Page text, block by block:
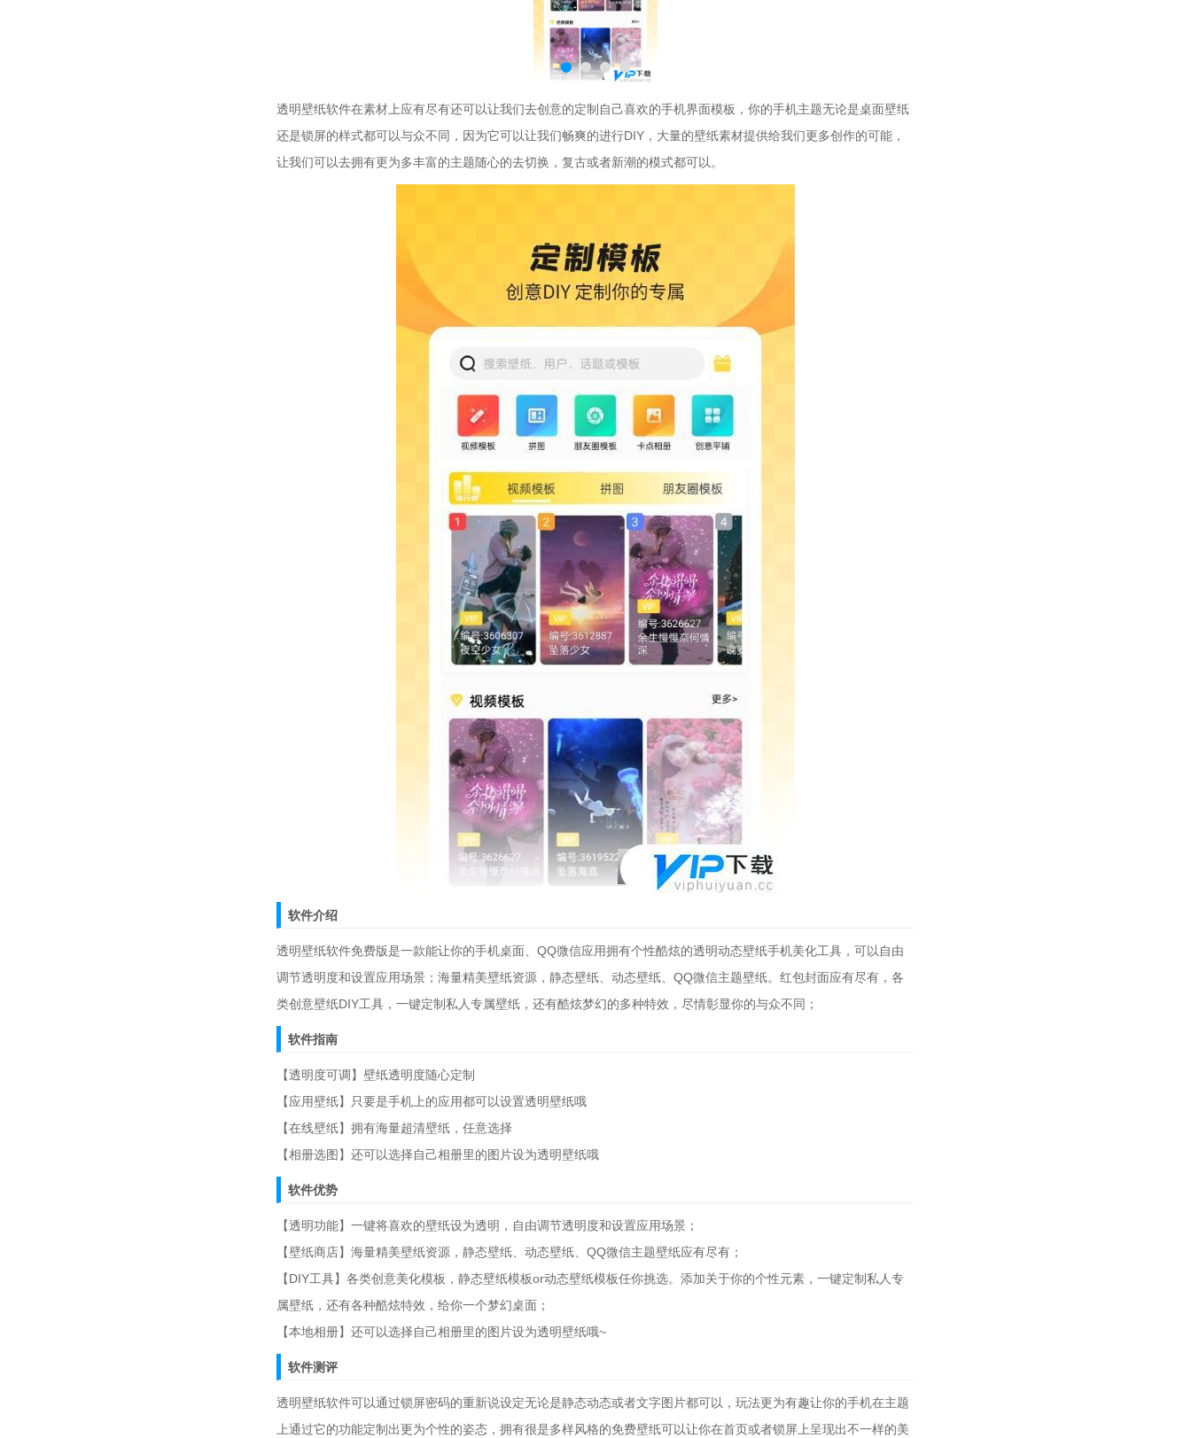
透明壁纸软件在素材上应有尽有还可以让我们去创意的定制自己喜欢的手机界面模板，你的手机主题无论是桌面壁纸
还是锁屏的样式都可以与众不同，因为它可以让我们畅爽的进行DIY，大量的壁纸素材提供给我们更多创作的可能，
让我们可以去拥有更为多丰富的主题随心的去切换，复古或者新潮的模式都可以。
软件介绍
透明壁纸软件免费版是一款能让你的手机桌面、QQ微信应用拥有个性酷炫的透明动态壁纸手机美化工具，可以自由
调节透明度和设置应用场景；海量精美壁纸资源，静态壁纸、动态壁纸、QQ微信主题壁纸。红包封面应有尽有，各
类创意壁纸DIY工具，一键定制私人专属壁纸，还有酷炫梦幻的多种特效，尽情彰显你的与众不同；
软件指南
【透明度可调】壁纸透明度随心定制
【应用壁纸】只要是手机上的应用都可以设置透明壁纸哦
【在线壁纸】拥有海量超清壁纸，任意选择
【相册选图】还可以选择自己相册里的图片设为透明壁纸哦
软件优势
【透明功能】一键将喜欢的壁纸设为透明，自由调节透明度和设置应用场景；
【壁纸商店】海量精美壁纸资源，静态壁纸、动态壁纸、QQ微信主题壁纸应有尽有；
【DIY工具】各类创意美化模板，静态壁纸模板or动态壁纸模板任你挑选。添加关于你的个性元素，一键定制私人专
属壁纸，还有各种酷炫特效，给你一个梦幻桌面；
【本地相册】还可以选择自己相册里的图片设为透明壁纸哦~
软件测评
透明壁纸软件可以通过锁屏密码的重新说设定无论是静态动态或者文字图片都可以，玩法更为有趣让你的手机在主题
上通过它的功能定制出更为个性的姿态，拥有很是多样风格的免费壁纸可以让你在首页或者锁屏上呈现出不一样的美